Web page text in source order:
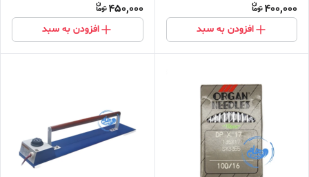
400,000
افزودن به سبد
450,000
افزودن به سبد